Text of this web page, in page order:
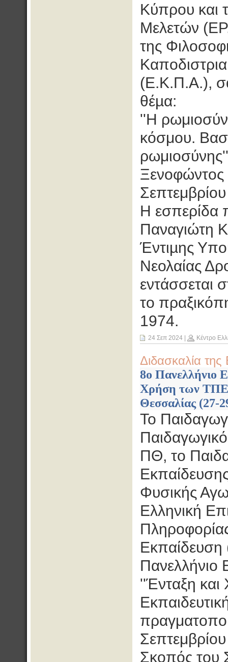
Κύπρου και
Μελετών
της
(Ε.Κ.Π.Α.),
θέµα:
''Η
κόσμου.
Ξενοφώντος
Η εσπερίδα
Παναγιώτη
Έντιµης
Νεολαίας
εντάσσεται
το
1974.
24 Σεπ 2024 Κέντρο
Διδασκαλία της
8ο Πανελλήνιο
Χρήση των ΤΠΕ
Θεσσαλίας (27-
Το
ΠΘ, το
Φυσικής
Ελληνική
Πανελλήνιο
''Ένταξη
Σκοπός του